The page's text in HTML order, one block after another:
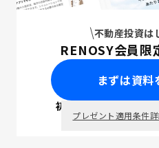
不動産投資は
RENOSY会員限
まずは資料
初回面談で
プレゼント適用条件